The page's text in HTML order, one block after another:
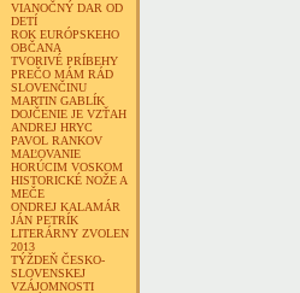
VIANOČNÝ DAR OD
DETÍ
ROK EURÓPSKEHO
OBČANA
TVORIVÉ PRÍBEHY
PREČO MÁM RÁD
SLOVENČINU
MARTIN GABLÍK
DOJČENIE JE VZŤAH
ANDREJ HRYC
PAVOL RANKOV
MAĽOVANIE
HORÚCIM VOSKOM
HISTORICKÉ NOŽE A
MEČE
ONDREJ KALAMÁR
JÁN PETRÍK
LITERÁRNY ZVOLEN
2013
TÝŽDEŇ ČESKO-
SLOVENSKEJ
VZÁJOMNOSTI